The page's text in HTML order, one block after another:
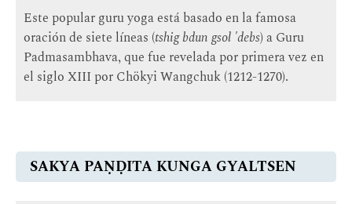
Este popular guru yoga está basado en la famosa
oración de siete líneas (tshig bdun gsol 'debs) a Guru
Padmasambhava, que fue revelada por primera vez en
el siglo XIII por Chökyi Wangchuk (1212-1270).
SAKYA PAṆḌITA KUNGA GYALTSEN